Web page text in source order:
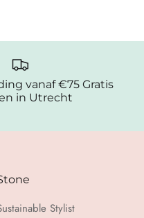
vanaf €75 Gratis
in Utrecht
Stylist